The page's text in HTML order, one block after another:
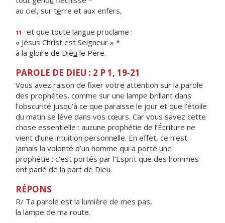
au ciel, sur terre et aux enfers,
11
et que toute langue proclame :
« Jésus Christ est Seigneur » *
à la gloire de Dieu le Père.
PAROLE DE DIEU : 2 P 1, 19-21
Vous avez raison de fixer votre attention sur la parole
des prophètes, comme sur une lampe brillant dans
l’obscurité jusqu’à ce que paraisse le jour et que l’étoile
du matin se lève dans vos cœurs. Car vous savez cette
chose essentielle : aucune prophétie de l’Écriture ne
vient d’une intuition personnelle. En effet, ce n’est
jamais la volonté d’un homme qui a porté une
prophétie : c’est portés par l’Esprit que des hommes
ont parlé de la part de Dieu.
RÉPONS
R/ Ta parole est la lumière de mes pas,
la lampe de ma route.